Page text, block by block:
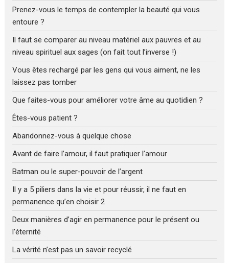
Prenez-vous le temps de contempler la beauté qui vous
entoure ?
Il faut se comparer au niveau matériel aux pauvres et au
niveau spirituel aux sages (on fait tout l’inverse !)
Vous êtes rechargé par les gens qui vous aiment, ne les
laissez pas tomber
Que faites-vous pour améliorer votre âme au quotidien ?
Êtes-vous patient ?
Abandonnez-vous à quelque chose
Avant de faire l’amour, il faut pratiquer l’amour
Batman ou le super-pouvoir de l’argent
Il y a 5 piliers dans la vie et pour réussir, il ne faut en
permanence qu’en choisir 2
Deux manières d’agir en permanence pour le présent ou
l’éternité
La vérité n’est pas un savoir recyclé